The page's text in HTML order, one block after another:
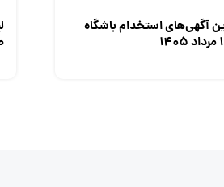
آگهی‌های استخدام باشگاه